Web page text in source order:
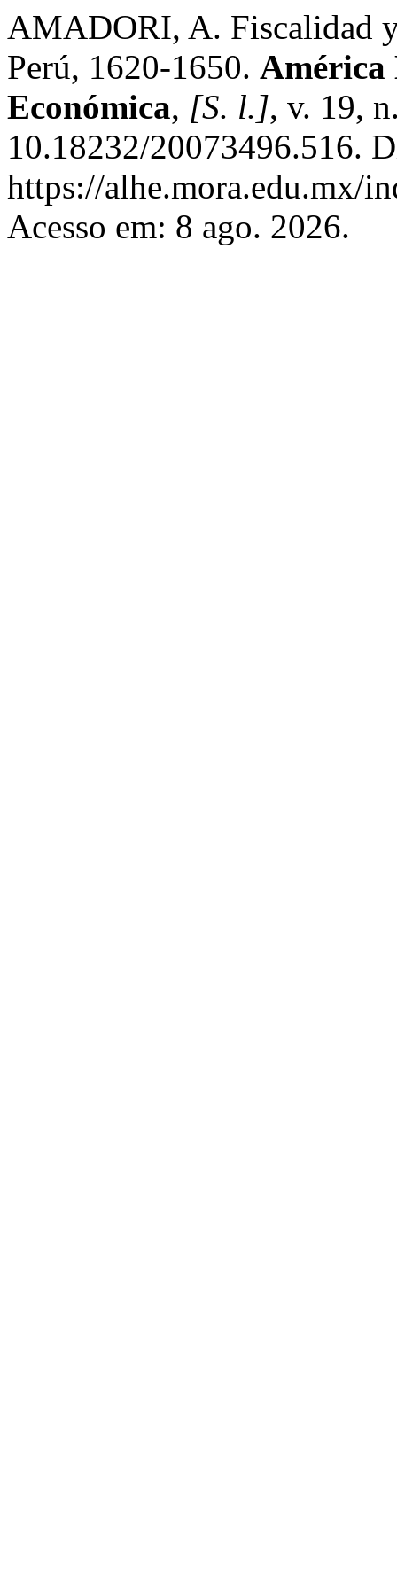
AMADORI, A. Fiscalidad
Perú, 1620-1650. América
Económica, [S. l.], v. 19,
10.18232/20073496.516.
https://alhe.mora.edu.mx/
Acesso em: 8 ago. 2026.